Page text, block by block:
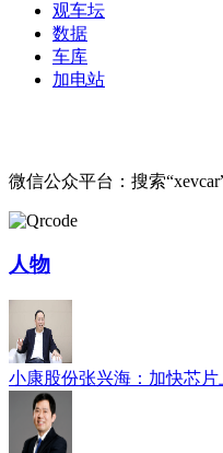
观车坛
数据
车库
加电站
微信公众平台：搜索
人物
小康股份张兴海：加快芯